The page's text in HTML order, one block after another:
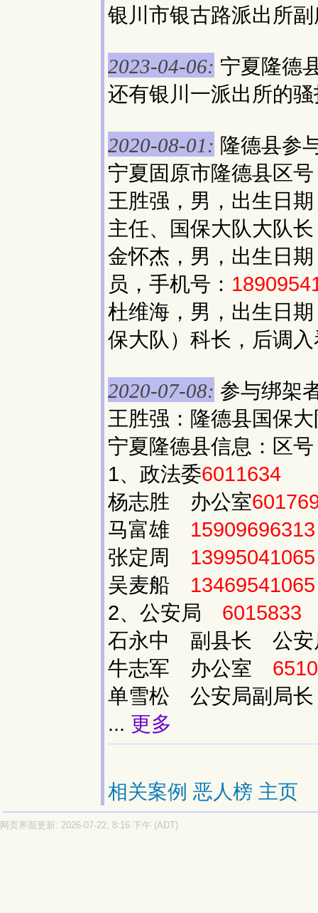
银川市银古路派出所
2023-04-06: 宁夏隆德
还有银川一派出所的
2020-08-01: 隆德县参
宁夏固原市隆德县区
王胜强，男，出生日
主任、国保大队大队
金怀杰，男，出生日
员，手机号：
杜维海，男，出生日
保大队）科长，后调
2020-07-08: 参与绑架
王胜强：隆德县国保
宁夏隆德县信息：区
1、政法委6011634
杨志胜 办公室
马富雄 15909696313
张定周 13995041065
吴麦船 13469541065
2、公安局 6015833
石永中 副县长 公
牛志军 办公室
单雪松 公安局副局
... 更多
相关案例 恶人榜 主页
网页界面更新: 2026-07-22, 8:16 下午 (ADT)